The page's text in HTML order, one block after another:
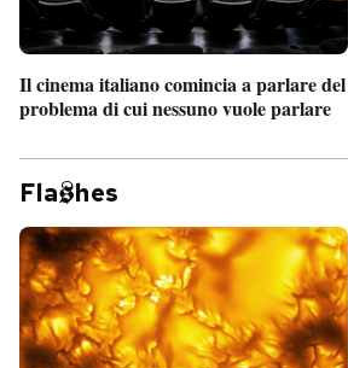
Il cinema italiano comincia a parlare del
problema di cui nessuno vuole parlare
Fla hes